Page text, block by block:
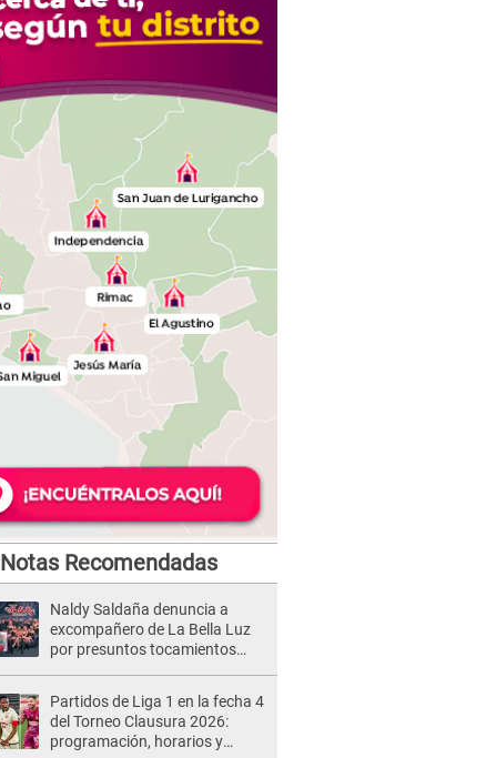
Notas Recomendadas
Naldy Saldaña denuncia a
excompañero de La Bella Luz
por presuntos tocamientos
Partidos de Liga 1 en la fecha 4
del Torneo Clausura 2026:
programación, horarios y